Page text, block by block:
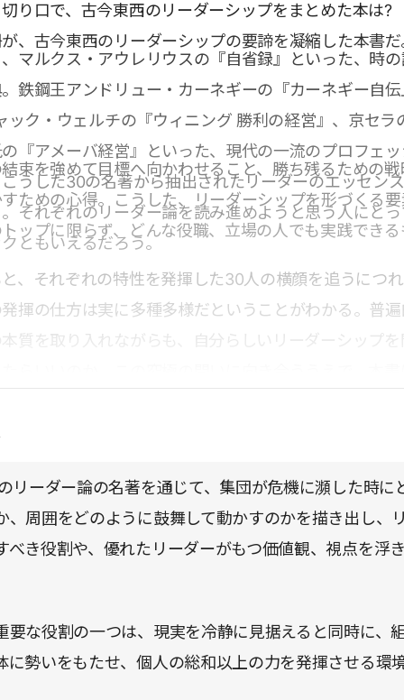
り口で、古今東西のリーダーシップをまとめた本は?
、古今東西のリーダーシップの要諦を凝縮した本書だ
マルクス・アウレリウスの『自省録』といった、時
鉄鋼王アンドリュー・カーネギーの『カーネギー自
ック・ウェルチの『ウィニング 勝利の経営』、京セラ
『アメーバ経営』といった、現代の一流のプロフェ
うした30の名著から抽出されたリーダーのエッセン
それぞれのリーダー論を読み進めようと思う人にと
ともいえるだろう。
束を強めて目標へ向かわせること、勝ち残るための
ための心得。こうした、リーダーシップを形づくる
ップに限らず、どんな役職、立場の人でも実践でき
、それぞれの特性を発揮した30人の横顔を追うにつ
揮の仕方は実に多種多様だということがわかる。普
質を取り入れながらも、自分らしいリーダーシップ
リーダー論の名著を通じて、集団が危機に瀕した時に
、周囲をどのように鼓舞して動かすのかを描き出し、
べき役割や、優れたリーダーがもつ価値観、視点を浮
要な役割の一つは、現実を冷静に見据えると同時に、
に勢いをもたせ、個人の総和以上の力を発揮させる環